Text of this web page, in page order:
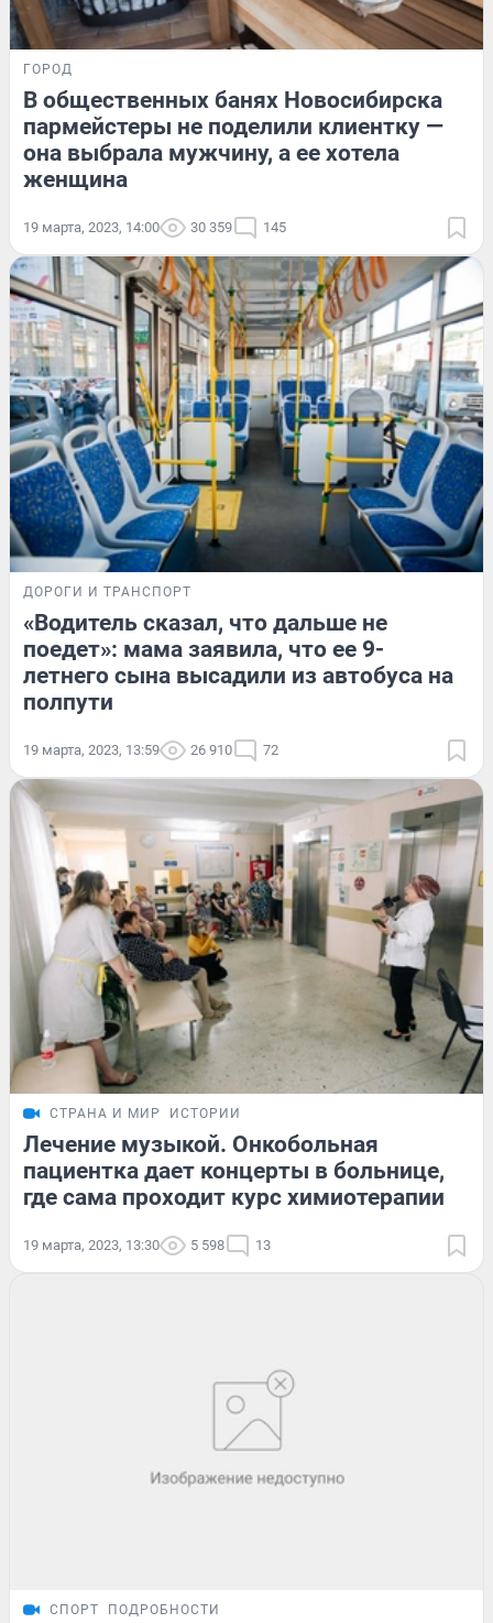
ГОРОД
В общественных банях Новосибирска
пармейстеры не поделили клиентку —
она выбрала мужчину, а ее хотела
женщина
19 марта, 2023, 14:00 30 359 145
ДОРОГИ И ТРАНСПОРТ
«Водитель сказал, что дальше не
поедет»: мама заявила, что ее 9-
летнего сына высадили из автобуса на
полпути
19 марта, 2023, 13:59 26 910 72
СТРАНА И МИР ИСТОРИИ
Лечение музыкой. Онкобольная
пациентка дает концерты в больнице,
где сама проходит курс химиотерапии
19 марта, 2023, 13:30 5 598 13
СПОРТ ПОДРОБНОСТИ